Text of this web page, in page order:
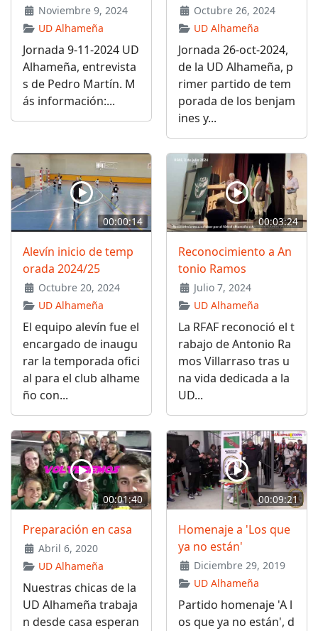
Noviembre 9, 2024
UD Alhameña
Jornada 9-11-2024 UD
Alhameña, entrevista
s de Pedro Martín. M
ás información:...
Octubre 26, 2024
UD Alhameña
Jornada 26-oct-2024,
de la UD Alhameña, p
rimer partido de tem
porada de los benjam
ines y...
00:00:14
Alevín inicio de temp
orada 2024/25
Octubre 20, 2024
UD Alhameña
El equipo alevín fue el
encargado de inaugu
rar la temporada ofici
al para el club alhame
ño con...
00:03:24
Reconocimiento a An
tonio Ramos
Julio 7, 2024
UD Alhameña
La RFAF reconoció el t
rabajo de Antonio Ra
mos Villarraso tras u
na vida dedicada a la
UD...
00:01:40
Preparación en casa
Abril 6, 2020
UD Alhameña
Nuestras chicas de la
UD Alhameña trabaja
n desde casa esperan
00:09:21
Homenaje a 'Los que
ya no están'
Diciembre 29, 2019
UD Alhameña
Partido homenaje 'A l
os que ya no están', d